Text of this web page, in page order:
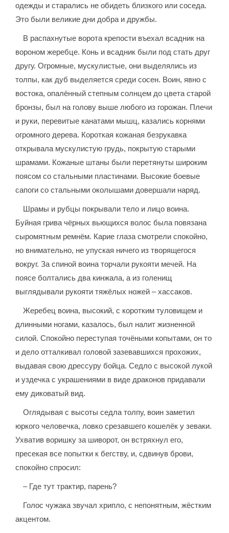
одежды и старались не обидеть близкого или соседа.
Это были великие дни добра и дружбы.
В распахнутые ворота крепости въехал всадник на
вороном жеребце. Конь и всадник были под стать друг
другу. Огромные, мускулистые, они выделялись из
толпы, как дуб выделяется среди сосен. Воин, явно с
востока, опалённый степным солнцем до цвета старой
бронзы, был на голову выше любого из горожан. Плечи
и руки, перевитые канатами мышц, казались корнями
огромного дерева. Короткая кожаная безрукавка
открывала мускулистую грудь, покрытую старыми
шрамами. Кожаные штаны были перетянуты широким
поясом со стальными пластинами. Высокие боевые
сапоги со стальными околышами довершали наряд.
Шрамы и рубцы покрывали тело и лицо воина.
Буйная грива чёрных вьющихся волос была повязана
сыромятным ремнём. Карие глаза смотрели спокойно,
но внимательно, не упуская ничего из творящегося
вокруг. За спиной воина торчали рукояти мечей. На
поясе болтались два кинжала, а из голенищ
выглядывали рукояти тяжёлых ножей – хассаков.
Жеребец воина, высокий, с коротким туловищем и
длинными ногами, казалось, был налит жизненной
силой. Спокойно переступая точёными копытами, он то
и дело отталкивал головой зазевавшихся прохожих,
выдавая свою дрессуру бойца. Седло с высокой лукой
и уздечка с украшениями в виде драконов придавали
ему диковатый вид.
Оглядывая с высоты седла толпу, воин заметил
юркого человечка, ловко срезавшего кошелёк у зеваки.
Ухватив воришку за шиворот, он встряхнул его,
пресекая все попытки к бегству, и, сдвинув брови,
спокойно спросил:
– Где тут трактир, парень?
Голос чужака звучал хрипло, с непонятным, жёстким
акцентом.